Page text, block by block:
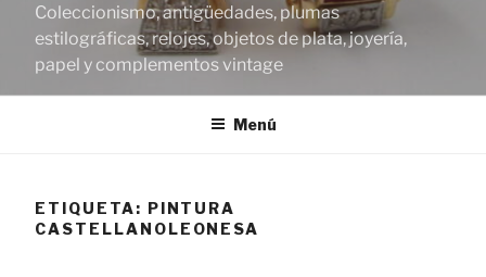
Coleccionismo, antigüedades, plumas
estilográficas, relojes, objetos de plata, joyería,
papel y complementos vintage
Menú
ETIQUETA: PINTURA
CASTELLANOLEONESA